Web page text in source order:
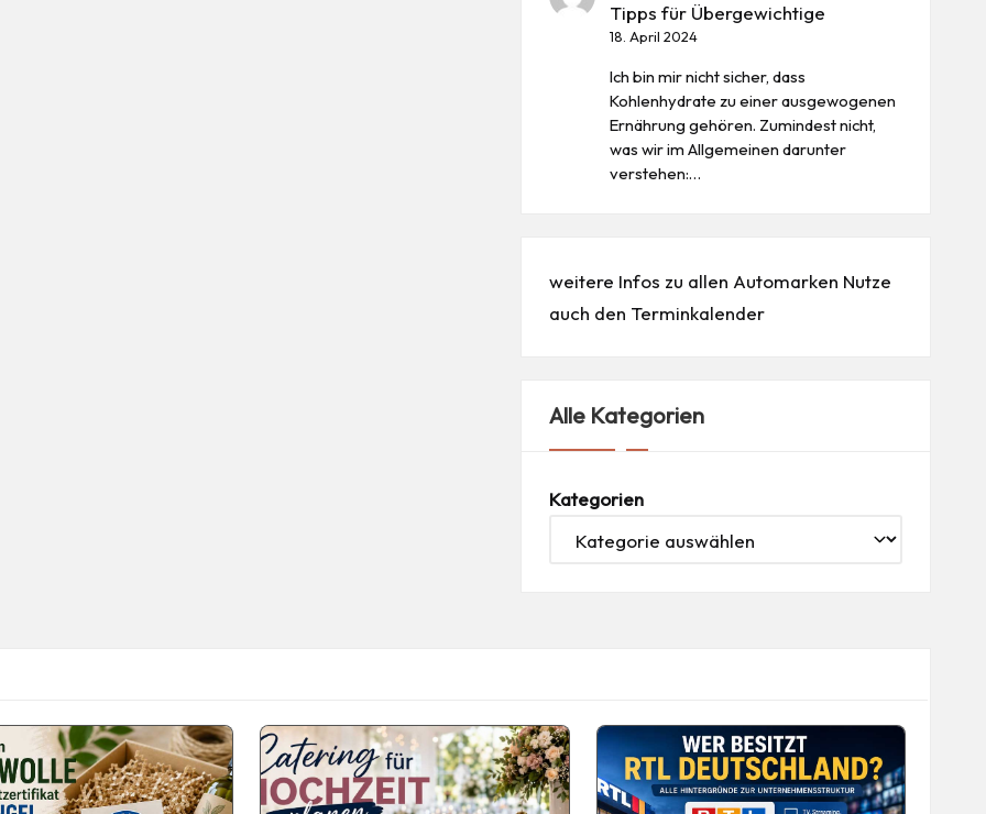
Tipps für Übergewichtige
18. April 2024
Ich bin mir nicht sicher, dass
Kohlenhydrate zu einer ausgewogenen
Ernährung gehören. Zumindest nicht,
was wir im Allgemeinen darunter
verstehen:…
weitere Infos zu allen Automarken Nutze
auch den Terminkalender
Alle Kategorien
Kategorien